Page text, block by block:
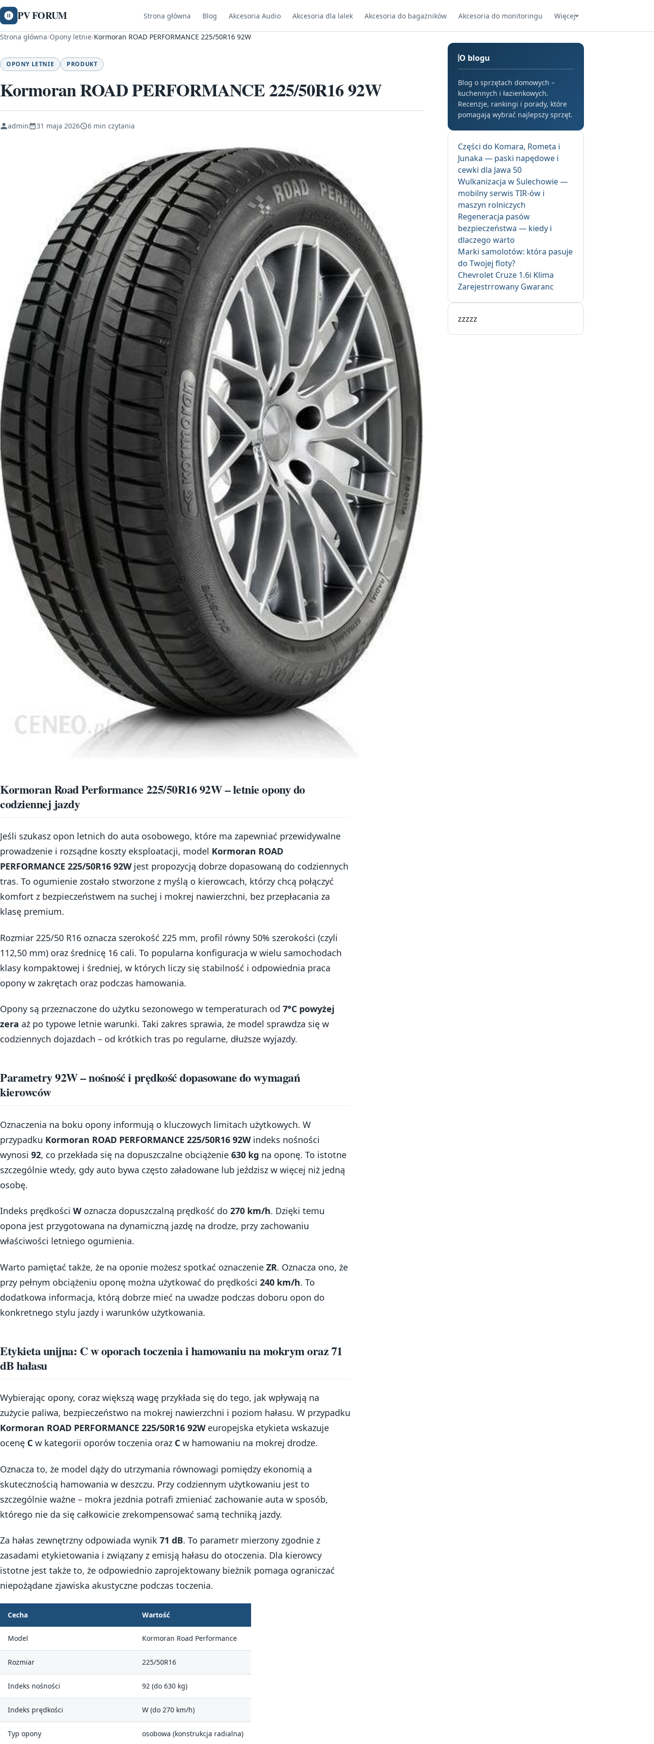
PV FORUM Strona główna Blog Akcesoria Audio Akcesoria dla lalek Akcesoria do bagażników Akcesoria do monitoringu Więcej
Strona główna/Opony letnie/Kormoran ROAD PERFORMANCE 225/50R16 92W
OPONY LETNIE PRODUKT
Kormoran ROAD PERFORMANCE 225/50R16 92W
admin 31 maja 2026 6 min czytania
Kormoran Road Performance 225/50R16 92W – letnie opony do
codziennej jazdy
Jeśli szukasz opon letnich do auta osobowego, które ma zapewniać przewidywalne
prowadzenie i rozsądne koszty eksploatacji, model Kormoran ROAD
PERFORMANCE 225/50R16 92Wjest propozycją dobrze dopasowaną do codziennych
tras. To ogumienie zostało stworzone z myślą o kierowcach, którzy chcą połączyć
komfort z bezpieczeństwem na suchej i mokrej nawierzchni, bez przepłacania za
klasę premium.
Rozmiar 225/50 R16 oznacza szerokość 225 mm, profil równy 50% szerokości (czyli
112,50 mm) oraz średnicę 16 cali. To popularna konfiguracja w wielu samochodach
klasy kompaktowej i średniej, w których liczy się stabilność i odpowiednia praca
opony w zakrętach oraz podczas hamowania.
Opony są przeznaczone do użytku sezonowego w temperaturach od 7°C powyżej
zera aż po typowe letnie warunki. Taki zakres sprawia, że model sprawdza się w
codziennych dojazdach – od krótkich tras po regularne, dłuższe wyjazdy.
Parametry 92W – nośność i prędkość dopasowane do wymagań
kierowców
Oznaczenia na boku opony informują o kluczowych limitach użytkowych. W
przypadku Kormoran ROAD PERFORMANCE 225/50R16 92Windeks nośności
wynosi 92, co przekłada się na dopuszczalne obciążenie 630 kg na oponę. To istotne
szczególnie wtedy, gdy auto bywa często załadowane lub jeździsz w więcej niż jedną
osobę.
Indeks prędkości Woznacza dopuszczalną prędkość do 270 km/h. Dzięki temu
opona jest przygotowana na dynamiczną jazdę na drodze, przy zachowaniu
właściwości letniego ogumienia.
Warto pamiętać także, że na oponie możesz spotkać oznaczenie ZR. Oznacza ono, że
przy pełnym obciążeniu oponę można użytkować do prędkości 240 km/h. To
dodatkowa informacja, którą dobrze mieć na uwadze podczas doboru opon do
konkretnego stylu jazdy i warunków użytkowania.
Etykieta unijna: C w oporach toczenia i hamowaniu na mokrym oraz 71
dB hałasu
Wybierając opony, coraz większą wagę przykłada się do tego, jak wpływają na
zużycie paliwa, bezpieczeństwo na mokrej nawierzchni i poziom hałasu. W przypadku
Kormoran ROAD PERFORMANCE 225/50R16 92Weuropejska etykieta wskazuje
ocenę C w kategorii oporów toczenia oraz C w hamowaniu na mokrej drodze.
Oznacza to, że model dąży do utrzymania równowagi pomiędzy ekonomią a
skutecznością hamowania w deszczu. Przy codziennym użytkowaniu jest to
szczególnie ważne – mokra jezdnia potrafi zmieniać zachowanie auta w sposób,
którego nie da się całkowicie zrekompensować samą techniką jazdy.
Za hałas zewnętrzny odpowiada wynik 71 dB. To parametr mierzony zgodnie z
zasadami etykietowania i związany z emisją hałasu do otoczenia. Dla kierowcy
istotne jest także to, że odpowiednio zaprojektowany bieżnik pomaga ograniczać
niepożądane zjawiska akustyczne podczas toczenia.
Cecha Wartość
Model Kormoran Road Performance
Rozmiar 225/50R16
Indeks nośności 92 (do 630 kg)
Indeks prędkości W (do 270 km/h)
Typ opony osobowa (konstrukcja radialna)
O blogu
Blog o sprzętach domowych –
kuchennych i łazienkowych.
Recenzje, rankingi i porady, które
pomagają wybrać najlepszy sprzęt.
Części do Komara, Rometa i
Junaka — paski napędowe i
cewki dla Jawa 50
Wulkanizacja w Sulechowie —
mobilny serwis TIR-ów i
maszyn rolniczych
Regeneracja pasów
bezpieczeństwa — kiedy i
dlaczego warto
Marki samolotów: która pasuje
do Twojej floty?
Chevrolet Cruze 1.6i Klima
Zarejestrrowany Gwaranc
zzzzz